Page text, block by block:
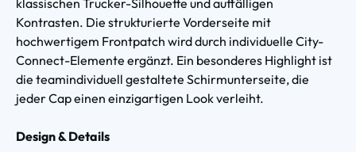
Kontrasten. Die strukturierte Vorderseite mit
hochwertigem Frontpatch wird durch individuelle City-
Connect-Elemente ergänzt. Ein besonderes Highlight ist
die teamindividuell gestaltete Schirmunterseite, die
jeder Cap einen einzigartigen Look verleiht.
Design & Details